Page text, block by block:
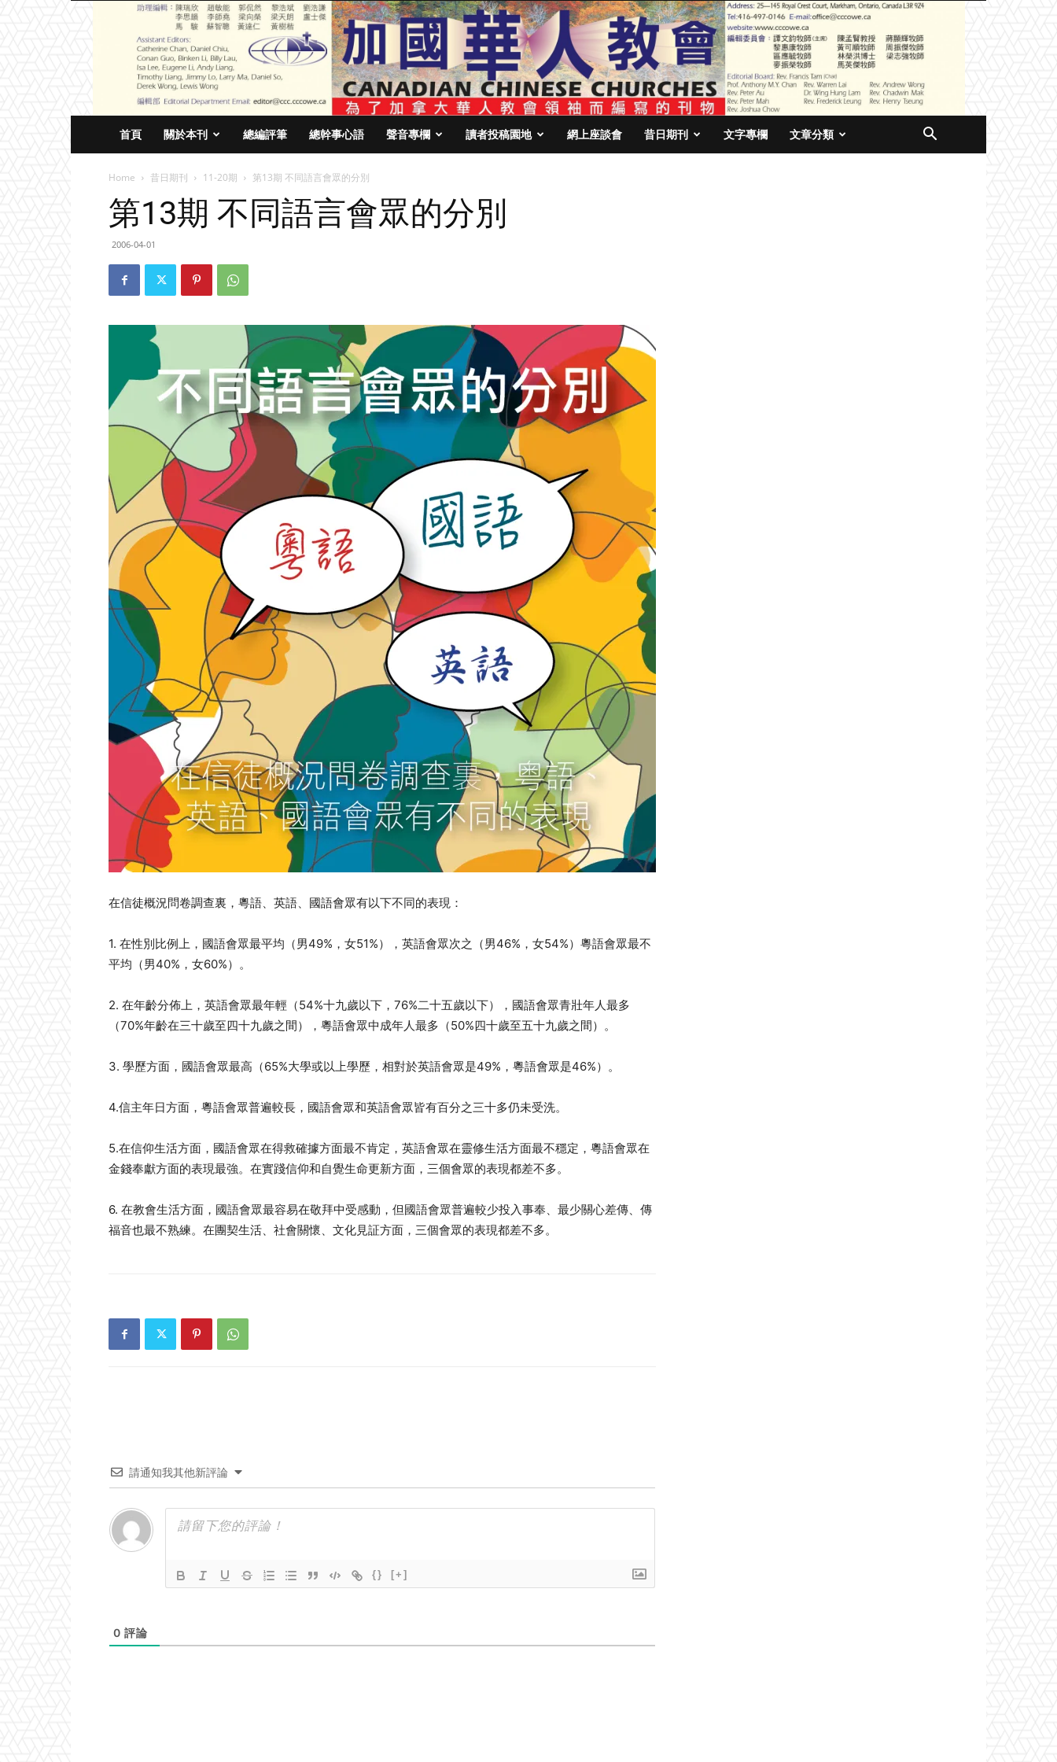
首頁 關於本刊 總編評筆 總幹事心語 聲音專欄 讀者投稿園地 網上座談會 昔日期刊 文字專欄 文章分類
Home 昔日期刊 11-20期 第13期 不同語言會眾的分別
第13期 不同語言會眾的分別
2006-04-01
在信徒概況問卷調查裏，粵語、英語、國語會眾有以下不同的表現：
1. 在性別比例上，國語會眾最平均（男49%，女51%），英語會眾次之（男46%，女54%）粵語會眾最不
平均（男40%，女60%）。
2. 在年齡分佈上，英語會眾最年輕（54%十九歲以下，76%二十五歲以下），國語會眾青壯年人最多
（70%年齡在三十歲至四十九歲之間），粵語會眾中成年人最多（50%四十歲至五十九歲之間）。
3. 學歷方面，國語會眾最高（65%大學或以上學歷，相對於英語會眾是49%，粵語會眾是46%）。
4.信主年日方面，粵語會眾普遍較長，國語會眾和英語會眾皆有百分之三十多仍未受洗。
5.在信仰生活方面，國語會眾在得救確據方面最不肯定，英語會眾在靈修生活方面最不穩定，粵語會眾在
金錢奉獻方面的表現最強。在實踐信仰和自覺生命更新方面，三個會眾的表現都差不多。
6. 在教會生活方面，國語會眾最容易在敬拜中受感動，但國語會眾普遍較少投入事奉、最少關心差傳、傳
福音也最不熟練。在團契生活、社會關懷、文化見証方面，三個會眾的表現都差不多。
請通知我其他新評論
{} [+]
0 評論